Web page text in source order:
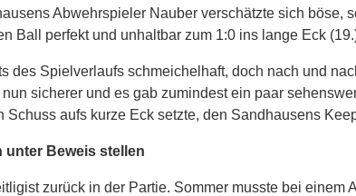
Abwehrspieler Nauber verschätzte sich böse,
Ball perfekt und unhaltbar zum 1:0 ins lange Eck
des Spielverlaufs schmeichelhaft, doch nach und
sicherer und es gab zumindest ein paar
Schuss aufs kurze Eck setzte, den Sandhausens
unter Beweis stellen
zurück in der Partie. Sommer musste bei einem